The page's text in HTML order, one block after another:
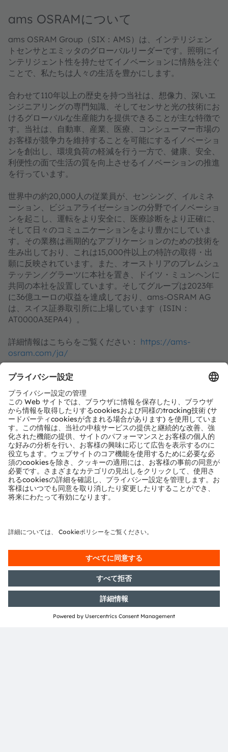
ams OSRAMについて
ams OSRAM Group（SIX：AMS）は、インテリジェン
トセンサとエミッタのグローバルリーダーです。照明にイ
ンテリジェント性を持たせてイノベーションに情熱を注ぐ
ことで、私たちは人々の生活を豊かにします。
合わせて110年以上の歴史を持つ当社は、想像力、深いエ
ンジニアリングの専門知識、そしてセンサと光の技術にお
けるグローバルな生産能力を提供できることが主な特徴で
す。当社は、自動車、産業、医療、コンシューマー市場の
お客様が競争力を維持することを可能にするイノベーショ
ンを創出し、環境負荷の軽減を行う一方で、健康、安全、
利便性の面で生活の質を向上させるイノベーションの推進
を行っています。
世界中の約20,000人の従業員が、センシング、イルミネ
ーション、ビジュアライゼーションの分野でイノベーショ
ンを起こし、運転をより安全に、医療診断をより正確に、
そして日々のコミュニケーションをより豊かにしていま
す。その業務は画期的なアプリケーションのための技術を
生み出しており、これは15,000件以上の特許の取得・出
願に反映されています。また、オーストリアのプレムシュ
テッテン／グラーツに本社を置き、ドイツ・ミュンヘンに
共同の本社を設置しています。そしてグループは2023年
に36億ユーロの収益を達成しており、ams-OSRAM AG
は、スイス証券取引所に上場しています（ISIN：
AT0000A3EPA4）。
詳細情報はこちらをご覧ください： https://ams-
osram.com/ja/
amsはams-OSRAM AGの登録商標です。また、当社製品
は登録商標です。ここで記載されるその他全ての企業名お
よび製品名は、各所有者の商標または登録商標である場合
があります。
ams OSRAMのソーシャルメディアチャンネルをご購読く
ださい：
>LinkedIn >YouTube
ams OSRAM広報担当
Andrea Gregori